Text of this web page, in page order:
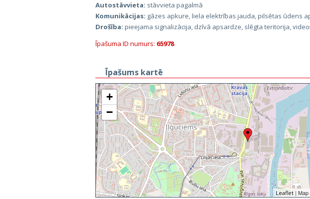
Autostāvvieta: stāvvieta pagalmā
Komunikācijas: gāzes apkure, liela elektrības jauda, pilsētas ūdens
Drošība: pieejama signalizācija, dzīvā apsardze, slēgta teritorija,
Īpašuma ID numurs: 65978
Īpašums kartē
+
−
Leaflet| Map